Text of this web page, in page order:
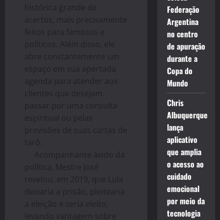
histórica grande de
acertos, mais precisamente
feitos para famosos e
políticos. Além disso, ele
abre constantemente um
espaço em sua apertada
agenda para atender aos
clientes que desejam
passar por uma consulta
espiritual ou pelas
previsões de suas cartas de
tarô.
Acompanhante ávido da
política, Mestre José
revelou, em 2019, que Lula
deixaria a prisão, pleitearia
a eleição e seria eleito,
levando vantagem sobre
Federação
Argentina
no centro
de apuração
durante a
Copa do
Mundo
Chris
Albuquerque
lança
aplicativo
que amplia
o acesso ao
cuidado
emocional
por meio da
tecnologia